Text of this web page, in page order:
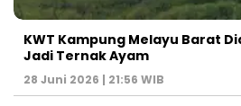
KWT Kampung Melayu Barat
Jadi Ternak Ayam
28 Juni 2026 | 21:56 WIB